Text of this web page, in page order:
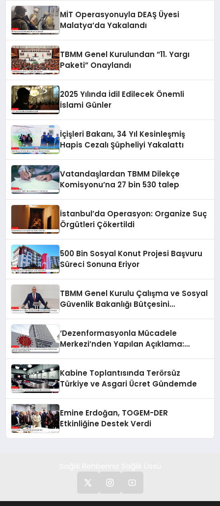
MİT Operasyonuyla DEAŞ Üyesi
Malatya’da Yakalandı
TBMM Genel Kurulundan “11. Yargı
Paketi” Onaylandı
2025 Yılında İdil Edilecek Önemli
İslami Günler
İçişleri Bakanı, 34 Yıl Kesinleşmiş
Hapis Cezalı Şüpheliyi Yakalattı
Vatandaşlardan TBMM Dilekçe
Komisyonu’na 27 bin 530 talep
İstanbul’da Operasyon: Organize Suç
Örgütleri Çökertildi
500 Bin Sosyal Konut Projesi Başvuru
Süreci Sonuna Eriyor
TBMM Genel Kurulu Çalışma ve Sosyal
Güvenlik Bakanlığı Bütçesini
‘Dezenformasyonla Mücadele
Merkezi’nden Yapılan Açıklama:
Kabine Toplantısında Terörsüz
Türkiye ve Asgari Ücret Gündemde
Emine Erdoğan, TOGEM-DER
Etkinliğine Destek Verdi